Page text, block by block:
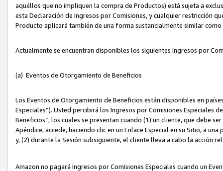
aquéllos que no impliquen la compra de Productos) está sujeta a
esta Declaración de Ingresos por Comisiones, y cualquier restricción
Producto aplicará también de una forma sustancialmente similar
Actualmente se encuentran disponibles los siguientes Ingresos por
(a) Eventos de Otorgamiento de Beneficios
Los Eventos de Otorgamiento de Beneficios están disponibles en
Especiales”). Usted percibirá los Ingresos por Comisiones Especiales
Beneficios”, los cuales se presentan cuando (1) un cliente, que debe
Apéndice, accede, haciendo clic en un Enlace Especial en su Sitio, a
y, (2) durante la Sesión subsiguiente, el cliente lleva a cabo la acción
Amazon no pagará Ingresos por Comisiones Especiales cuando un